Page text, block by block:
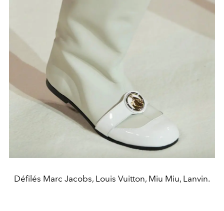
Défilés Marc Jacobs, Louis Vuitton, Miu Miu, Lanvin.